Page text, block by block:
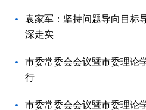
袁家军：坚持问题导向目标
深走实
市委常委会会议暨市委理论
行
市委常委会会议暨市委理论